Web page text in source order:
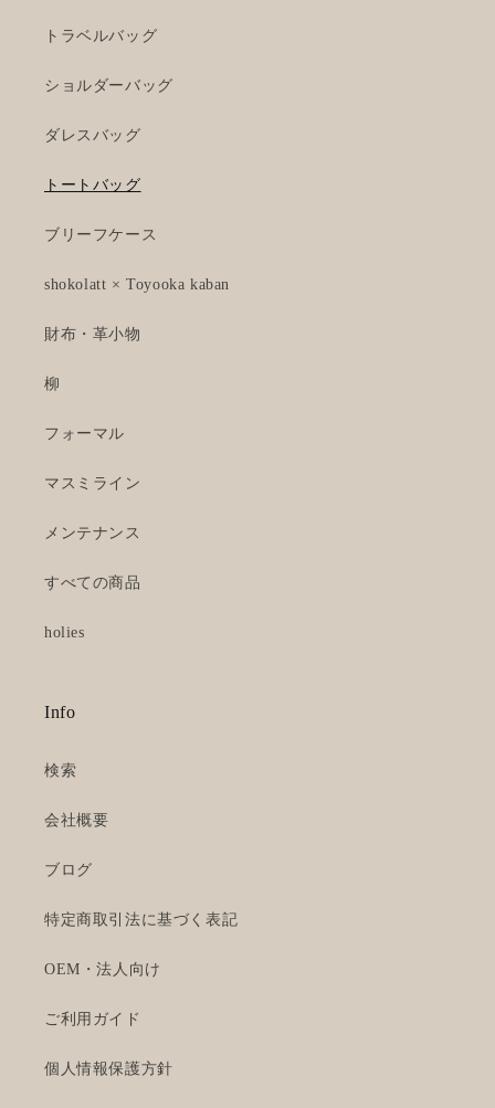
トラベルバッグ
ショルダーバッグ
ダレスバッグ
トートバッグ
ブリーフケース
shokolatt × Toyooka kaban
財布・革小物
柳
フォーマル
マスミライン
メンテナンス
すべての商品
holies
Info
検索
会社概要
ブログ
特定商取引法に基づく表記
OEM・法人向け
ご利用ガイド
個人情報保護方針